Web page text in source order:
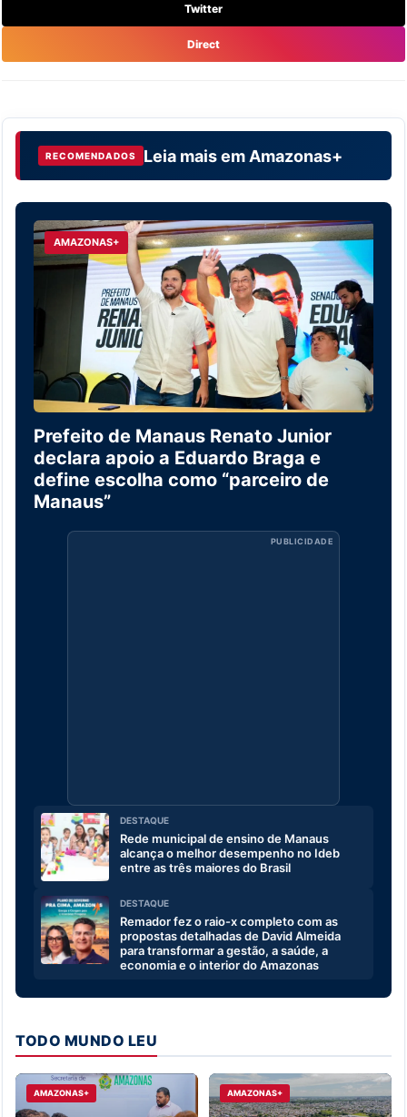
Twitter
Direct
RECOMENDADOS Leia mais em Amazonas+
AMAZONAS+
Prefeito de Manaus Renato Junior
declara apoio a Eduardo Braga e
define escolha como “parceiro de
Manaus”
PUBLICIDADE
DESTAQUE
Rede municipal de ensino de Manaus
alcança o melhor desempenho no Ideb
entre as três maiores do Brasil
DESTAQUE
Remador fez o raio-x completo com as
propostas detalhadas de David Almeida
para transformar a gestão, a saúde, a
economia e o interior do Amazonas
TODO MUNDO LEU
AMAZONAS+ AMAZONAS+